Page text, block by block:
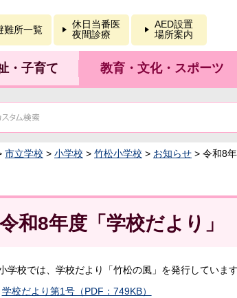
難所一覧
休日当番医
夜間診療
AED設置
場所案内
・子育て 教育・文化・スポーツ
市立学校 > 小学校 > 竹松小学校 > お知らせ > 令和8
令和8年度「学校だより」
学校では、学校だより「竹松の風」を発行していま
学校だより第1号（PDF：749KB）